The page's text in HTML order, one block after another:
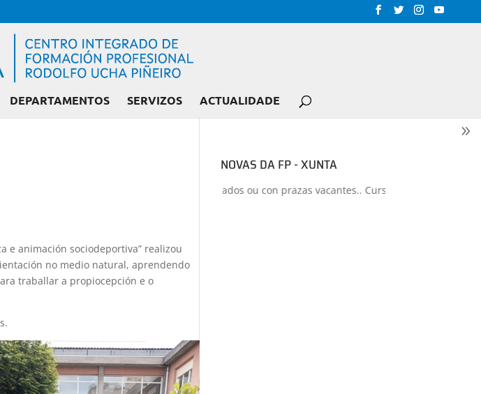
DEPARTAMENTOS SERVIZOS ACTUALIDADE
e animación sociodeportiva” realizou
no medio natural, aprendendo
traballar a propiocepción e o
NOVAS DA FP - XUNTA
Admisión FP: Ciclos liberados ou con prazas vacantes.. Curso 2026-2027